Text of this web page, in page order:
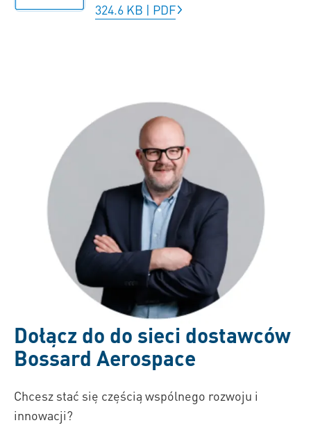
324.6 KB | PDF
Dołącz do do sieci dostawców
Bossard Aerospace
Chcesz stać się częścią wspólnego rozwoju i
innowacji?